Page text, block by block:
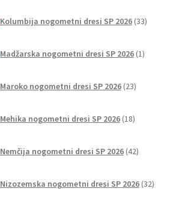
Kolumbija nogometni dresi SP 2026 33izdelkov
Madžarska nogometni dresi SP 2026 1izdelek
Maroko nogometni dresi SP 2026 23izdelkov
Mehika nogometni dresi SP 2026 18izdelkov
Nemčija nogometni dresi SP 2026 42izdelkov
Nizozemska nogometni dresi SP 2026 32izdelkov